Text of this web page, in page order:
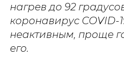
нагрев до 92
коронавирус COVID-
неактивным, проще
его.